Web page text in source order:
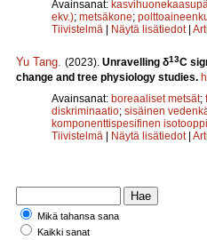
Avainsanat:
ekv.); metsäkone;
Tiivistelmä | Näytä lisätiedot |
Yu Tang (2023). Unravelling δ13C
change and tree physiology studies.
Avainsanat: boreaaliset metsät;
diskriminaatio; sisäinen
komponenttispesifinen
Tiivistelmä | Näytä lisätiedot |
Mikä tahansa sana
Kaikki sanat